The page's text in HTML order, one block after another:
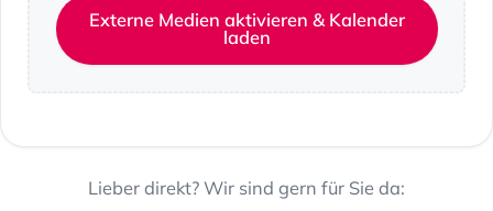
Externe Medien aktivieren & Kalender
laden
Lieber direkt? Wir sind gern für Sie da: